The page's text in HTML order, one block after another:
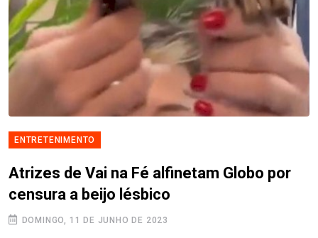
ENTRETENIMENTO
Atrizes de Vai na Fé alfinetam Globo por
censura a beijo lésbico
DOMINGO, 11 DE JUNHO DE 2023